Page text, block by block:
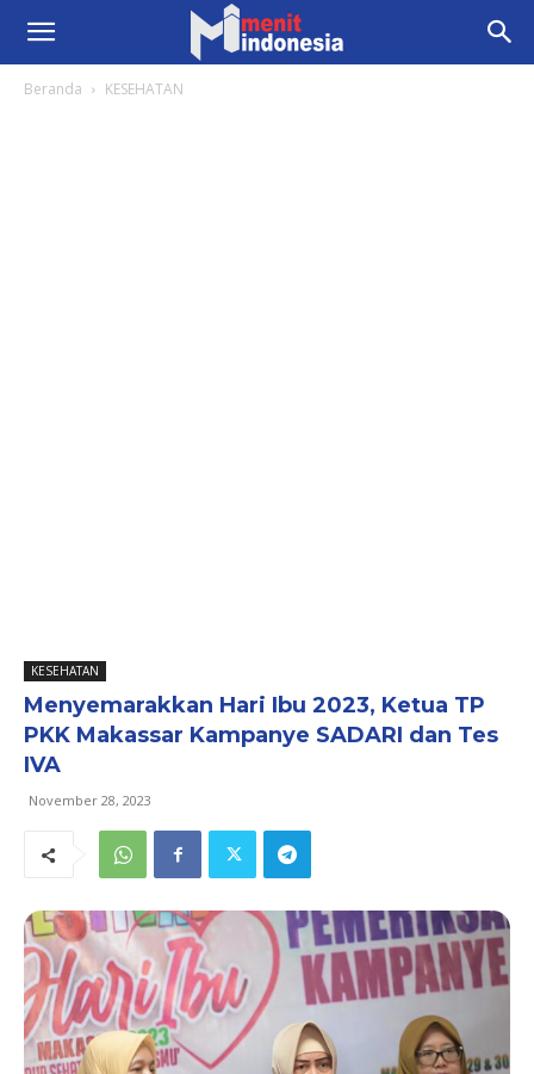
Beranda KESEHATAN
KESEHATAN
Menyemarakkan Hari Ibu 2023, Ketua TP
PKK Makassar Kampanye SADARI dan Tes
IVA
November 28, 2023